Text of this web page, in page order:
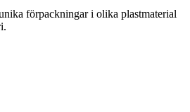
förpackningar i olika plastmaterial